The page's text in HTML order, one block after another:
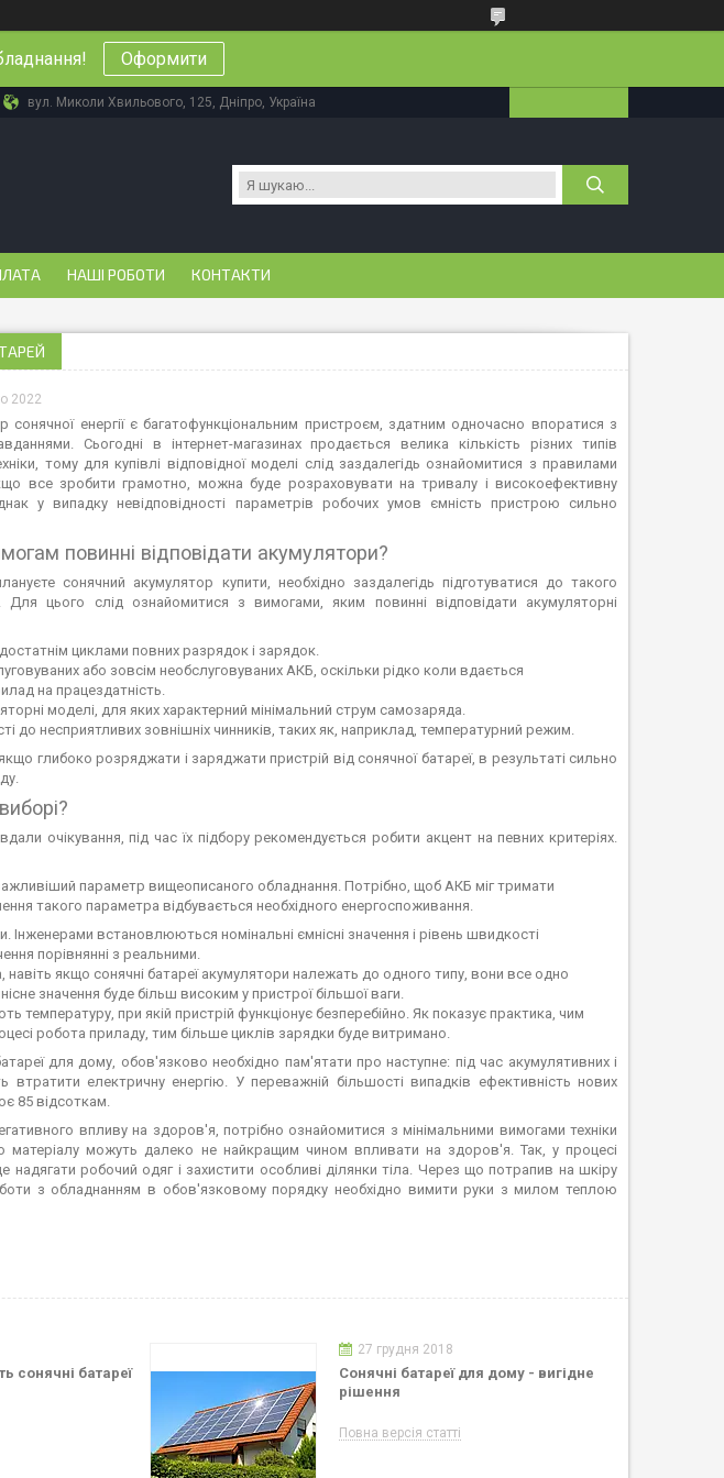
Оформити
вул. Миколи Хвильового, 125, Дніпро, Україна
НАШІ РОБОТИ КОНТАКТИ
2022
сонячної енергії є багатофункціональним пристроєм, здатним одночасно впоратися з
Сьогодні в інтернет-магазинах продається велика кількість різних типів
тому для купівлі відповідної моделі слід заздалегідь ознайомитися з правилами
все зробити грамотно, можна буде розраховувати на тривалу і високоефективну
у випадку невідповідності параметрів робочих умов ємність пристрою сильно
повинні відповідати акумулятори?
сонячний акумулятор купити, необхідно заздалегідь підготуватися до такого
Для цього слід ознайомитися з вимогами, яким повинні відповідати акумуляторні
циклами повних разрядок і зарядок.
або зовсім необслуговуваних АКБ, оскільки рідко коли вдається
на працездатність.
моделі, для яких характерний мінімальний струм самозаряда.
до несприятливих зовнішніх чинників, таких як, наприклад, температурний режим.
глибоко розряджати і заряджати пристрій від сонячної батареї, в результаті сильно
очікування, під час їх підбору рекомендується робити акцент на певних критеріях.
параметр вищеописаного обладнання. Потрібно, щоб АКБ міг тримати
такого параметра відбувається необхідного енергоспоживання.
Інженерами встановлюються номінальні ємнісні значення і рівень швидкості
порівнянні з реальними.
навіть якщо сонячні батареї акумулятори належать до одного типу, вони все одно
значення буде більш високим у пристрої більшої ваги.
температуру, при якій пристрій функціонує безперебійно. Як показує практика, чим
робота приладу, тим більше циклів зарядки буде витримано.
для дому, обов'язково необхідно пам'ятати про наступне: під час акумулятивних і
електричну енергію. У переважній більшості випадків ефективність нових
85 відсоткам.
впливу на здоров'я, потрібно ознайомитися з мінімальними вимогами техніки
матеріалу можуть далеко не найкращим чином впливати на здоров'я. Так, у процесі
надягати робочий одяг і захистити особливі ділянки тіла. Через що потрапив на шкіру
з обладнанням в обов'язковому порядку необхідно вимити руки з милом теплою
сонячні батареї
27 грудня 2018
Сонячні батареї для дому - вигідне
рішення
Повна версія статті